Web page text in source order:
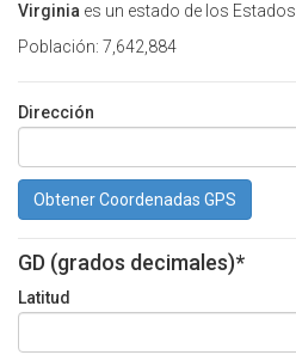
Virginia es un estado de los
Población: 7,642,884
Dirección
Obtener Coordenadas GPS
GD (grados decimales)*
Latitud